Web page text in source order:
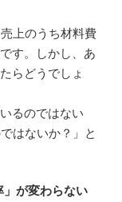
上のうち材料費
す。しかし、あ
らどうでしょ
るのではない
はないか？」と
が変わらない